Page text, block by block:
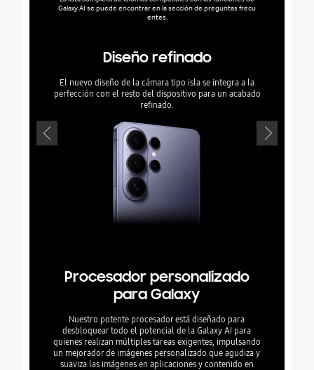
Galaxy AI se puede encontrar en la sección de preguntas frecu
entes.
Diseño refinado
El nuevo diseño de la cámara tipo isla se integra a la
perfección con el resto del dispositivo para un acabado
refinado.
Procesador personalizado
para Galaxy
Nuestro potente procesador está diseñado para
desbloquear todo el potencial de la Galaxy AI para
quienes realizan múltiples tareas exigentes, impulsando
un mejorador de imágenes personalizado que agudiza y
suaviza las imágenes en aplicaciones y contenido en